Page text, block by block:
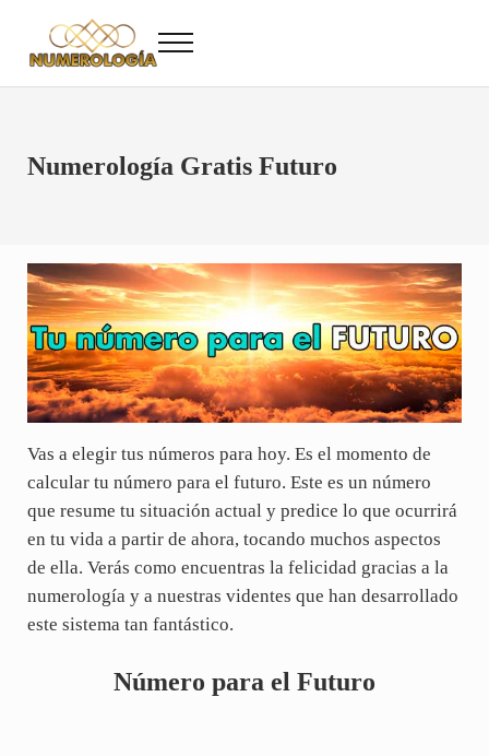
Numerología
Menu
Numerología Gratis Futuro
Vas a elegir tus números para hoy. Es el momento de
calcular tu número para el futuro. Este es un número
que resume tu situación actual y predice lo que ocurrirá
en tu vida a partir de ahora, tocando muchos aspectos
de ella. Verás como encuentras la felicidad gracias a la
numerología y a nuestras videntes que han desarrollado
este sistema tan fantástico.
Número para el Futuro